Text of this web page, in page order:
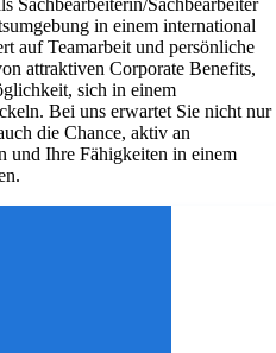
in einem international
auf Teamarbeit und persönliche
attraktiven Corporate Benefits,
sich in einem
Bei uns erwartet Sie nicht nur
die Chance, aktiv an
und Ihre Fähigkeiten in einem